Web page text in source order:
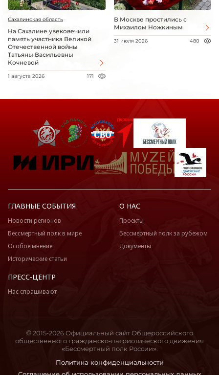
Сахалинская область
На Сахалине увековечили
память участника Великой
Отечественной войны
Татьяны Васильевны
Кочневой
1 августа 2026 171
В Москве простились с
Михаилом Ножкиным
31 июля 2026 480
ГЛАВНЫЕ СОБЫТИЯ
Новости регионов
Бессмертный полк в мире
Особое мнение
Исторические статьи
О НАС
Проекты
Бессмертный полк за рубежом
Документы
ПРЕСС-ЦЕНТР
Нас спрашивают
Политика конфиденциальности
© 2015-2026 Официальный сайт Общероссийского
общественного гражданско-патриотического движения
«Бессмертный полк России».